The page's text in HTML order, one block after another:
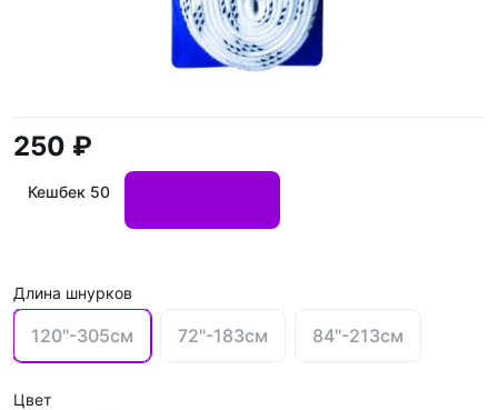
250 ₽
Кешбек 50
Длина шнурков
120''-305см 72"-183см 84"-213см
Цвет